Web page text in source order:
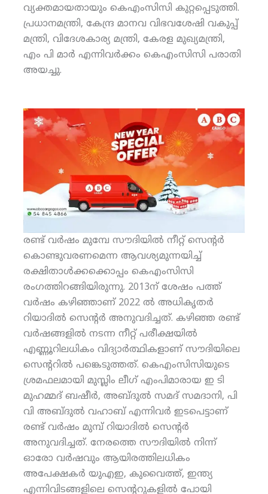
വ്യക്തമായതായും കെഎംസിസി കുറ്റപ്പെടുത്തി.
പ്രധാനമന്ത്രി, കേന്ദ്ര മാനവ വിഭവശേഷി വകുപ്പ്
മന്ത്രി, വിദേശകാര്യ മന്ത്രി, കേരള മുഖ്യമന്ത്രി,
എം പി മാര്‍ എന്നിവര്‍ക്കം കെഎംസിസി പരാതി
അയച്ചു.
രണ്ട് വര്‍ഷം മുമ്പേ സൗദിയില്‍ നീറ്റ് സെന്റര്‍
കൊണ്ടുവരണമെന്ന ആവശ്യമുന്നയിച്ച്
രക്ഷിതാള്‍ക്കക്കൊപ്പം കെഎംസിസി
രംഗത്തിറങ്ങിയിരുന്നു. 2013ന് ശേഷം പത്ത്
വര്‍ഷം കഴിഞ്ഞാണ് 2022 ല്‍ അധികൃതര്‍
റിയാദില്‍ സെന്റര്‍ അനുവദിച്ചത്. കഴിഞ്ഞ രണ്ട്
വര്‍ഷങ്ങളില്‍ നടന്ന നീറ്റ് പരീക്ഷയില്‍
എണ്ണൂറിലധികം വിദ്യാര്‍ത്ഥികളാണ് സൗദിയിലെ
സെന്ററില്‍ പങ്കെടുത്തത്. കെഎംസിസിയുടെ
ശ്രമഫലമായി മുസ്ലിം ലീഗ് എംപിമാരായ ഇ ടി
മുഹമ്മദ് ബഷീര്‍, അബ്ദുല്‍ സമദ് സമദാനി, പി
വി അബ്ദുല്‍ വഹാബ് എന്നിവര്‍ ഇടപെട്ടാണ്
രണ്ട് വര്‍ഷം മുമ്പ് റിയാദില്‍ സെന്റര്‍
അനുവദിച്ചത്. നേരത്തെ സൗദിയില്‍ നിന്ന്
ഓരോ വര്‍ഷവും ആയിരത്തിലധികം
അപേക്ഷകര്‍ യുഎഇ, കുവൈത്ത്, ഇന്ത്യ
എന്നിവിടങ്ങളിലെ സെന്ററുകളില്‍ പോയി